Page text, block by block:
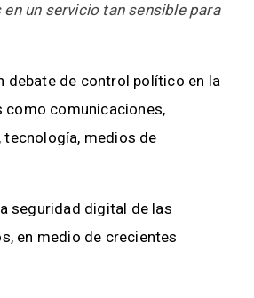
un servicio tan sensible para
debate de control político en la
como comunicaciones,
tecnología, medios de
seguridad digital de las
en medio de crecientes